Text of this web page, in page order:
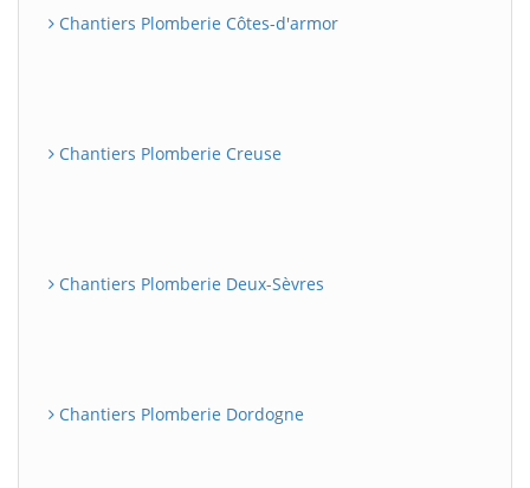
Chantiers Plomberie Côtes-d'armor
Chantiers Plomberie Creuse
Chantiers Plomberie Deux-Sèvres
Chantiers Plomberie Dordogne